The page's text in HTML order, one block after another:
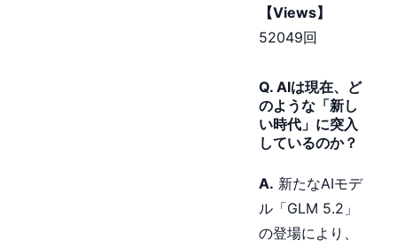
【Views】
52049回
Q. AIは現在、ど
のような「新し
い時代」に突入
しているのか？
A. 新たなAIモデ
ル「GLM 5.2」
の登場により、